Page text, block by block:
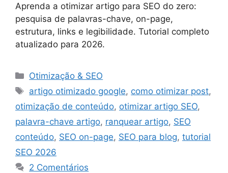
Aprenda a otimizar artigo para SEO do zero:
pesquisa de palavras-chave, on-page,
estrutura, links e legibilidade. Tutorial completo
atualizado para 2026.
Categorias
Otimização & SEO
Tags
artigo otimizado google, como otimizar post,
otimização de conteúdo, otimizar artigo SEO,
palavra-chave artigo, ranquear artigo, SEO
conteúdo, SEO on-page, SEO para blog, tutorial
SEO 2026
2 Comentários